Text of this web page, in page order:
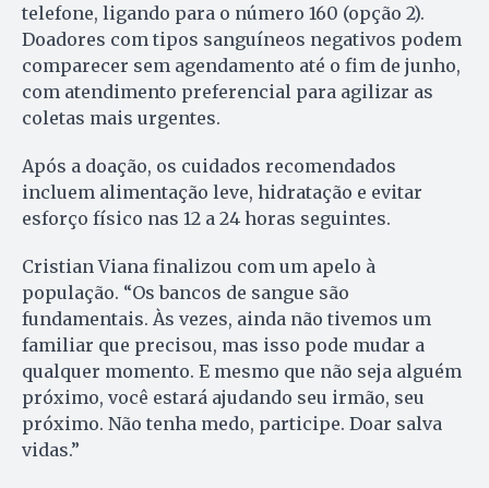
telefone, ligando para o número 160 (opção 2).
Doadores com tipos sanguíneos negativos podem
comparecer sem agendamento até o fim de junho,
com atendimento preferencial para agilizar as
coletas mais urgentes.
Após a doação, os cuidados recomendados
incluem alimentação leve, hidratação e evitar
esforço físico nas 12 a 24 horas seguintes.
Cristian Viana finalizou com um apelo à
população. “Os bancos de sangue são
fundamentais. Às vezes, ainda não tivemos um
familiar que precisou, mas isso pode mudar a
qualquer momento. E mesmo que não seja alguém
próximo, você estará ajudando seu irmão, seu
próximo. Não tenha medo, participe. Doar salva
vidas.”